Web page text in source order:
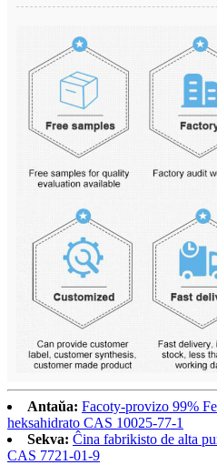
Antaŭa: Facoty-provizo 99%
heksahidrato CAS 10025-77-1
Sekva: Ĉina fabrikisto de alta
CAS 7721-01-9